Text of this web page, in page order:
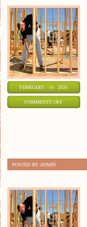
FEBRUARY - 10 - 2026
COMMENTS OFFON
POSTED BY ADMIN